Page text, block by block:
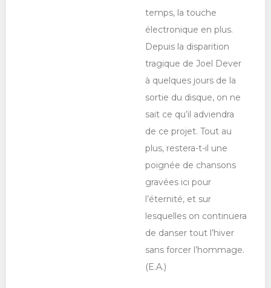
temps, la touche
électronique en plus.
Depuis la disparition
tragique de Joel Dever
à quelques jours de la
sortie du disque, on ne
sait ce qu’il adviendra
de ce projet. Tout au
plus, restera-t-il une
poignée de chansons
gravées ici pour
l’éternité, et sur
lesquelles on continuera
de danser tout l’hiver
sans forcer l’hommage.
(E.A.)